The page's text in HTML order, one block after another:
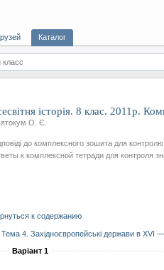
Каталог
класс
історія. 8 клас. 2011р.
О. Є.
до комплексного зошита для
к комплексной тетради для контроля
к содержанию
Тема 4. Західноєвропейські держави в XVI
Варіант 1